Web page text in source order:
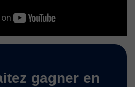
gagner en